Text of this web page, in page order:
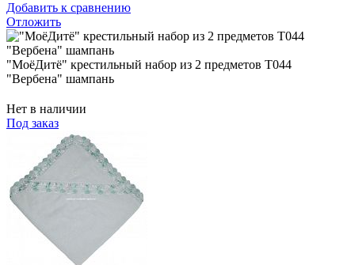
Добавить к сравнению
Отложить
"МоёДитё" крестильный набор из 2 предметов Т044
"Вербена" шампань
Нет в наличии
Под заказ